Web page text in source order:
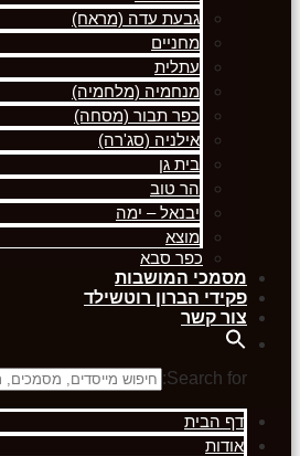
גבעת עדה (מראח)
מחניים
עתלית
מנחמיה (מלחמיה)
כפר תבור (מסחה)
אילניה (סג'רה)
בית גן
הר טוב
יבנאל – ימה
מוצא
כפר סבא
מסמכי המושבות
פקידי הברון רוטשילד
צור קשר
Search for:
דף הבית
אודות